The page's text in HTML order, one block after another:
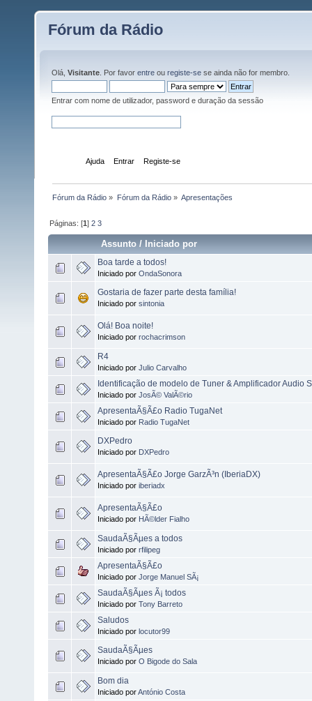
Fórum da Rádio
Olá, Visitante . Por favor entre ou registe-se se ainda não for membro.
Entrar com nome de utilizador, password e duração da sessão
Ajuda Entrar Registe-se
Fórum da Rádio » Fórum da Rádio» Apresentações
Páginas: [1]2 3
Assunto /Iniciado por
Boa tarde a todos!
Iniciado por OndaSonora
Gostaria de fazer parte desta família!
Iniciado por sintonia
Olá! Boa noite!
Iniciado por rochacrimson
R4
Iniciado por Julio Carvalho
Identificação de modelo de Tuner & Amplificador Audio
Iniciado por JosÃ© ValÃ©rio
ApresentaÃ§Ã£o Radio TugaNet
Iniciado por Radio TugaNet
DXPedro
Iniciado por DXPedro
ApresentaÃ§Ã£o Jorge GarzÃ³n (IberiaDX)
Iniciado por iberiadx
ApresentaÃ§Ã£o
Iniciado por HÃ©lder Fialho
SaudaÃ§Ãµes a todos
Iniciado por rfilipeg
ApresentaÃ§Ã£o
Iniciado por Jorge Manuel SÃ¡
SaudaÃ§Ãµes Ã¡ todos
Iniciado por Tony Barreto
Saludos
Iniciado por locutor99
SaudaÃ§Ãµes
Iniciado por O Bigode do Sala
Bom dia
Iniciado porAntónio Costa